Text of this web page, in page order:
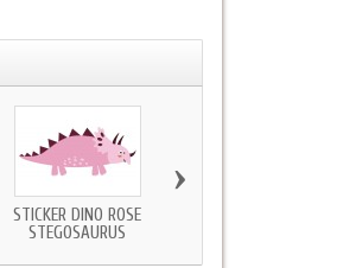
STICKER DINO ROSE
STEGOSAURUS
›